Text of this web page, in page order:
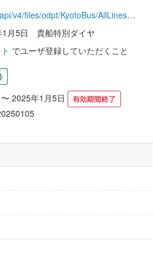
アクセストークン/YOUR_ACCESS_TOKEN]
1月5日 貴船特別ダイヤ
でユーザ登録していただくこと
2025年1月5日